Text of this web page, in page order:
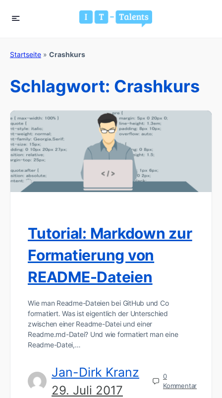
Startseite » Crashkurs
Schlagwort: Crashkurs
Tutorial: Markdown zur
Formatierung von
README-Dateien
Wie man Readme-Dateien bei GitHub und Co
formatiert. Was ist eigentlich der Unterschied
zwischen einer Readme-Datei und einer
Readme.md-Datei? Und wie formatiert man eine
Readme-Datei,…
Jan-Dirk Kranz
29. Juli 2017
0
Kommentar